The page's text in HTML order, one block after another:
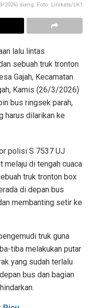
2026) siang. Foto: Linikata/LK1
lalu lintas
sebuah truk tronton
Gajah, Kecamatan
Kamis (26/3/2026)
bus ringsek parah,
harus dilarikan ke
polisi S 7537 UJ
melaju di tengah cuaca
truk tronton box
di depan bus
membanting setir ke
truk guna
tiba melakukan putar
yang sudah terlalu
bus dan bagian